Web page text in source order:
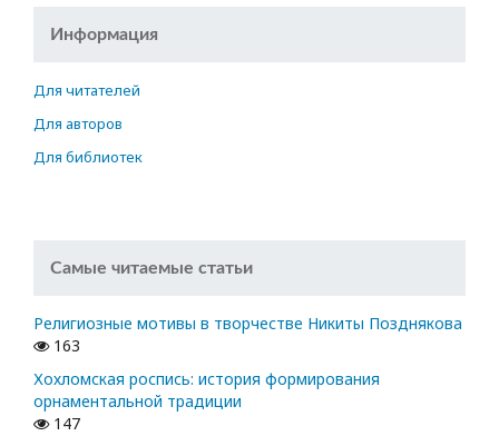
Информация
Для читателей
Для авторов
Для библиотек
Самые читаемые статьи
Религиозные мотивы в творчестве Никиты Позднякова
163
Хохломская роспись: история формирования
орнаментальной традиции
147